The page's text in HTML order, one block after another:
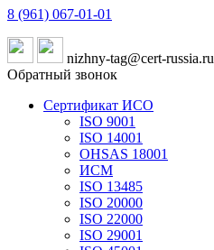
8 (961) 067-01-01
nizhny-tag@cert-russia.ru
Обратный звонок
Сертификат ИСО
ISO 9001
ISO 14001
OHSAS 18001
ИСМ
ISO 13485
ISO 20000
ISO 22000
ISO 29001